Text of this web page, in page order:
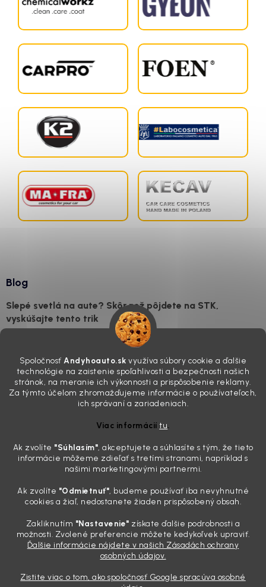
Spoločnosť Andyhoauto.sk využíva súbory cookie a ďalšie
technológie na zaistenie spoľahlivosti a bezpečnosti našich
stránok, na meranie ich výkonnosti a prispôsobenie reklamy.
Za týmto účelom zhromažďujeme informácie o používateľoch,
ich správaní a zariadeniach.
Viac informáciítu.
Ak zvolíte "Súhlasím", akceptujete a súhlasíte s tým, že tieto
informácie môžeme zdieľať s tretími stranami, napríklad s
našimi marketingovými partnermi.
Ak zvolíte "Odmietnuť", budeme používať iba nevyhnutné
cookies a žiaľ, nedostanete žiaden prispôsobený obsah.
Zakliknutím "Nastavenie" získate ďalšie podrobnosti a
možnosti. Zvolené preferencie môžete kedykoľvek upraviť.
Ďalšie informácie nájdete v našich Zásadách ochrany
osobných údajov.
Zistite viac o tom, ako spoločnosť Google spracúva osobné
Blog
Slepé svetlá na aute? Skôr než pôjdete na STK,
vyskúšajte tento trik
skutočnosti je? Často za to môžu práve „slepé“ svetlomety. Ten
mliečny, drsný povrch nie je len estetická vada. Keď slnko a soľ urobia
svoje, plexisklo začne svetlo rozptyľovať namiesto to...
Zabudnite na handru. Ak chcete mať auto naozaj čisté,
Poznáte ten moment. Vonku svieti slnko, vy sedíte v čerstvo
„upratanom“ aute, no pri pohľade na palubnú dosku vás ide poraziť. V
mriežkach ventilácie, okolo tlačidiel a v švíkoch sedačiek na vás stále
drzo pozerá prach. Handra ani vysávač tam jednodu...
Detailing nemusí stáť výplatu: 5 kúskov autokozmetiky,
31.7.2026
Sobotné ráno, káva v ruke a pred vami zaprášená kapota. Pre
niekoho nuda, pre nás najlepší relax. Lenže keď si v košíku spočítate
všetky tie fľaštičky, šampóny a utierky, výsledná suma vie poriadne
pokaziť náladu. Dobrá správa je, že aj profi výbava ...